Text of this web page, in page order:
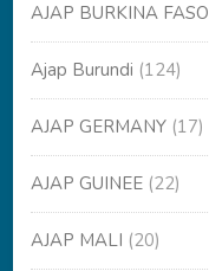
AJAP BURKINA FASO
Ajap Burundi (124)
AJAP GERMANY (17)
AJAP GUINEE (22)
AJAP MALI (20)